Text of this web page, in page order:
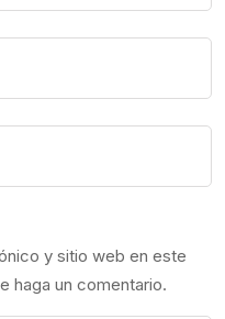
y sitio web en este
haga un comentario.